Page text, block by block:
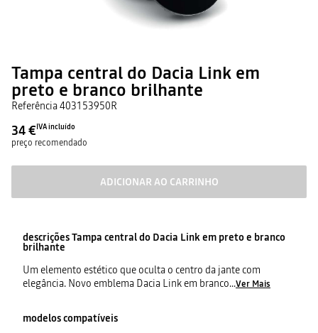
Tampa central do Dacia Link em
preto e branco brilhante
Referência403153950R
34 €IVA incluído
preço recomendado
ADICIONAR AO CARRINHO
descriçõesTampa central do Dacia Link em preto e branco
brilhante
Um elemento estético que oculta o centro da jante com
elegância. Novo emblema Dacia Link em branco...Ver Mais
modelos compatíveis